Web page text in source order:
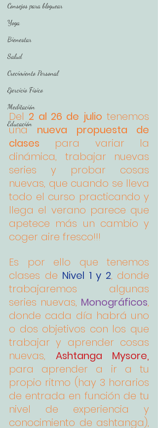
Consejos para bloguear
Yoga
Bienestar
Salud
Crecimiento Personal
Ejercicio Físico
Meditación
Educación
Del 2 al 26 de julio tenemos
una nueva propuesta de
clases para variar la
dinámica, trabajar nuevas
series y probar cosas
nuevas, que cuando se lleva
todo el curso practicando y
llega el verano parece que
apetece más un cambio y
coger aire fresco!!!
Es por ello que tenemos
clases de Nivel 1 y 2, donde
trabajaremos algunas
series nuevas, Monográficos,
donde cada día habrá uno
o dos objetivos con los que
trabajar y aprender cosas
nuevas, Ashtanga Mysore,
para aprender a ir a tu
propio ritmo (hay 3 horarios
de entrada en función de tu
nivel de experiencia y